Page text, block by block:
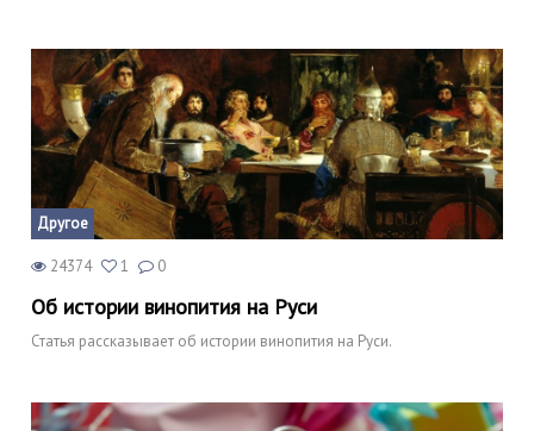
Другое
24374 1 0
Об истории винопития на Руси
Статья рассказывает об истории винопития на Руси.